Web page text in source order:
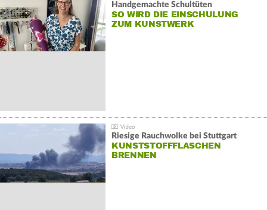
Handgemachte Schultüten
SO WIRD DIE EINSCHULUNG
ZUM KUNSTWERK
Riesige Rauchwolke bei Stuttgart
KUNSTSTOFFFLASCHEN
BRENNEN